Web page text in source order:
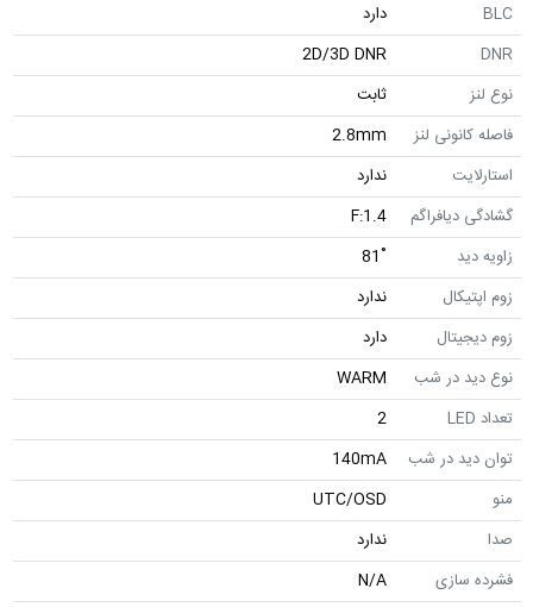
BLC
دارد
DNR
2D/3D DNR
نوع لنز
ثابت
فاصله کانونی لنز
2.8mm
استارلایت
ندارد
گشادگی دیافراگم
F:1.4
زاویه دید
˚81
زوم اپتیکال
ندارد
زوم دیجیتال
دارد
نوع دید در شب
WARM
تعداد LED
2
توان دید در شب
140mA
منو
UTC/OSD
صدا
ندارد
فشرده سازی
N/A